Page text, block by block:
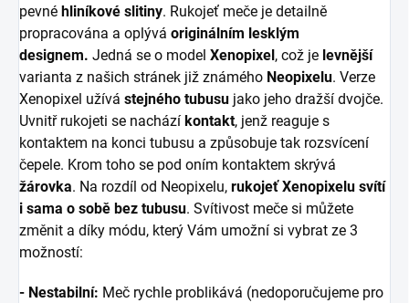
pevné hliníkové slitiny. Rukojeť meče je detailně
propracována a oplývá originálním lesklým
designem. Jedná se o model Xenopixel , což je levnější
varianta z našich stránek již známého Neopixelu. Verze
Xenopixel užívá stejného tubusu jako jeho dražší dvojče.
Uvnitř rukojeti se nachází kontakt, jenž reaguje s
kontaktem na konci tubusu a způsobuje tak rozsvícení
čepele. Krom toho se pod oním kontaktem skrývá
žárovka. Na rozdíl od Neopixelu, rukojeť Xenopixelu svítí
i sama o sobě bez tubusu. Svítivost meče si můžete
změnit a díky módu, který Vám umožní si vybrat ze 3
možností:
- Nestabilní: Meč rychle problikává (nedoporučujeme pro